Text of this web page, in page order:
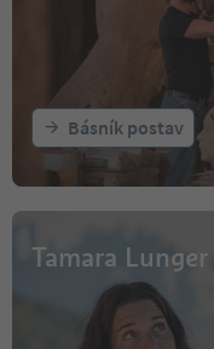
Básník postav
Tamara Lunger